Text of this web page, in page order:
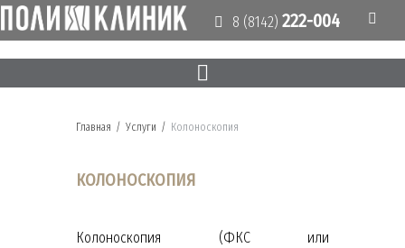
8 (8142)222-004
Главная / Услуги / Колоноскопия
КОЛОНОСКОПИЯ
Колоноскопия (ФКС или